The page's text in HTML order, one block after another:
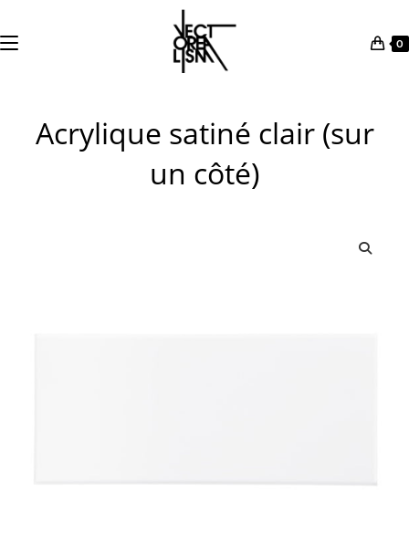
content
0
Acrylique satiné clair (sur
un côté)